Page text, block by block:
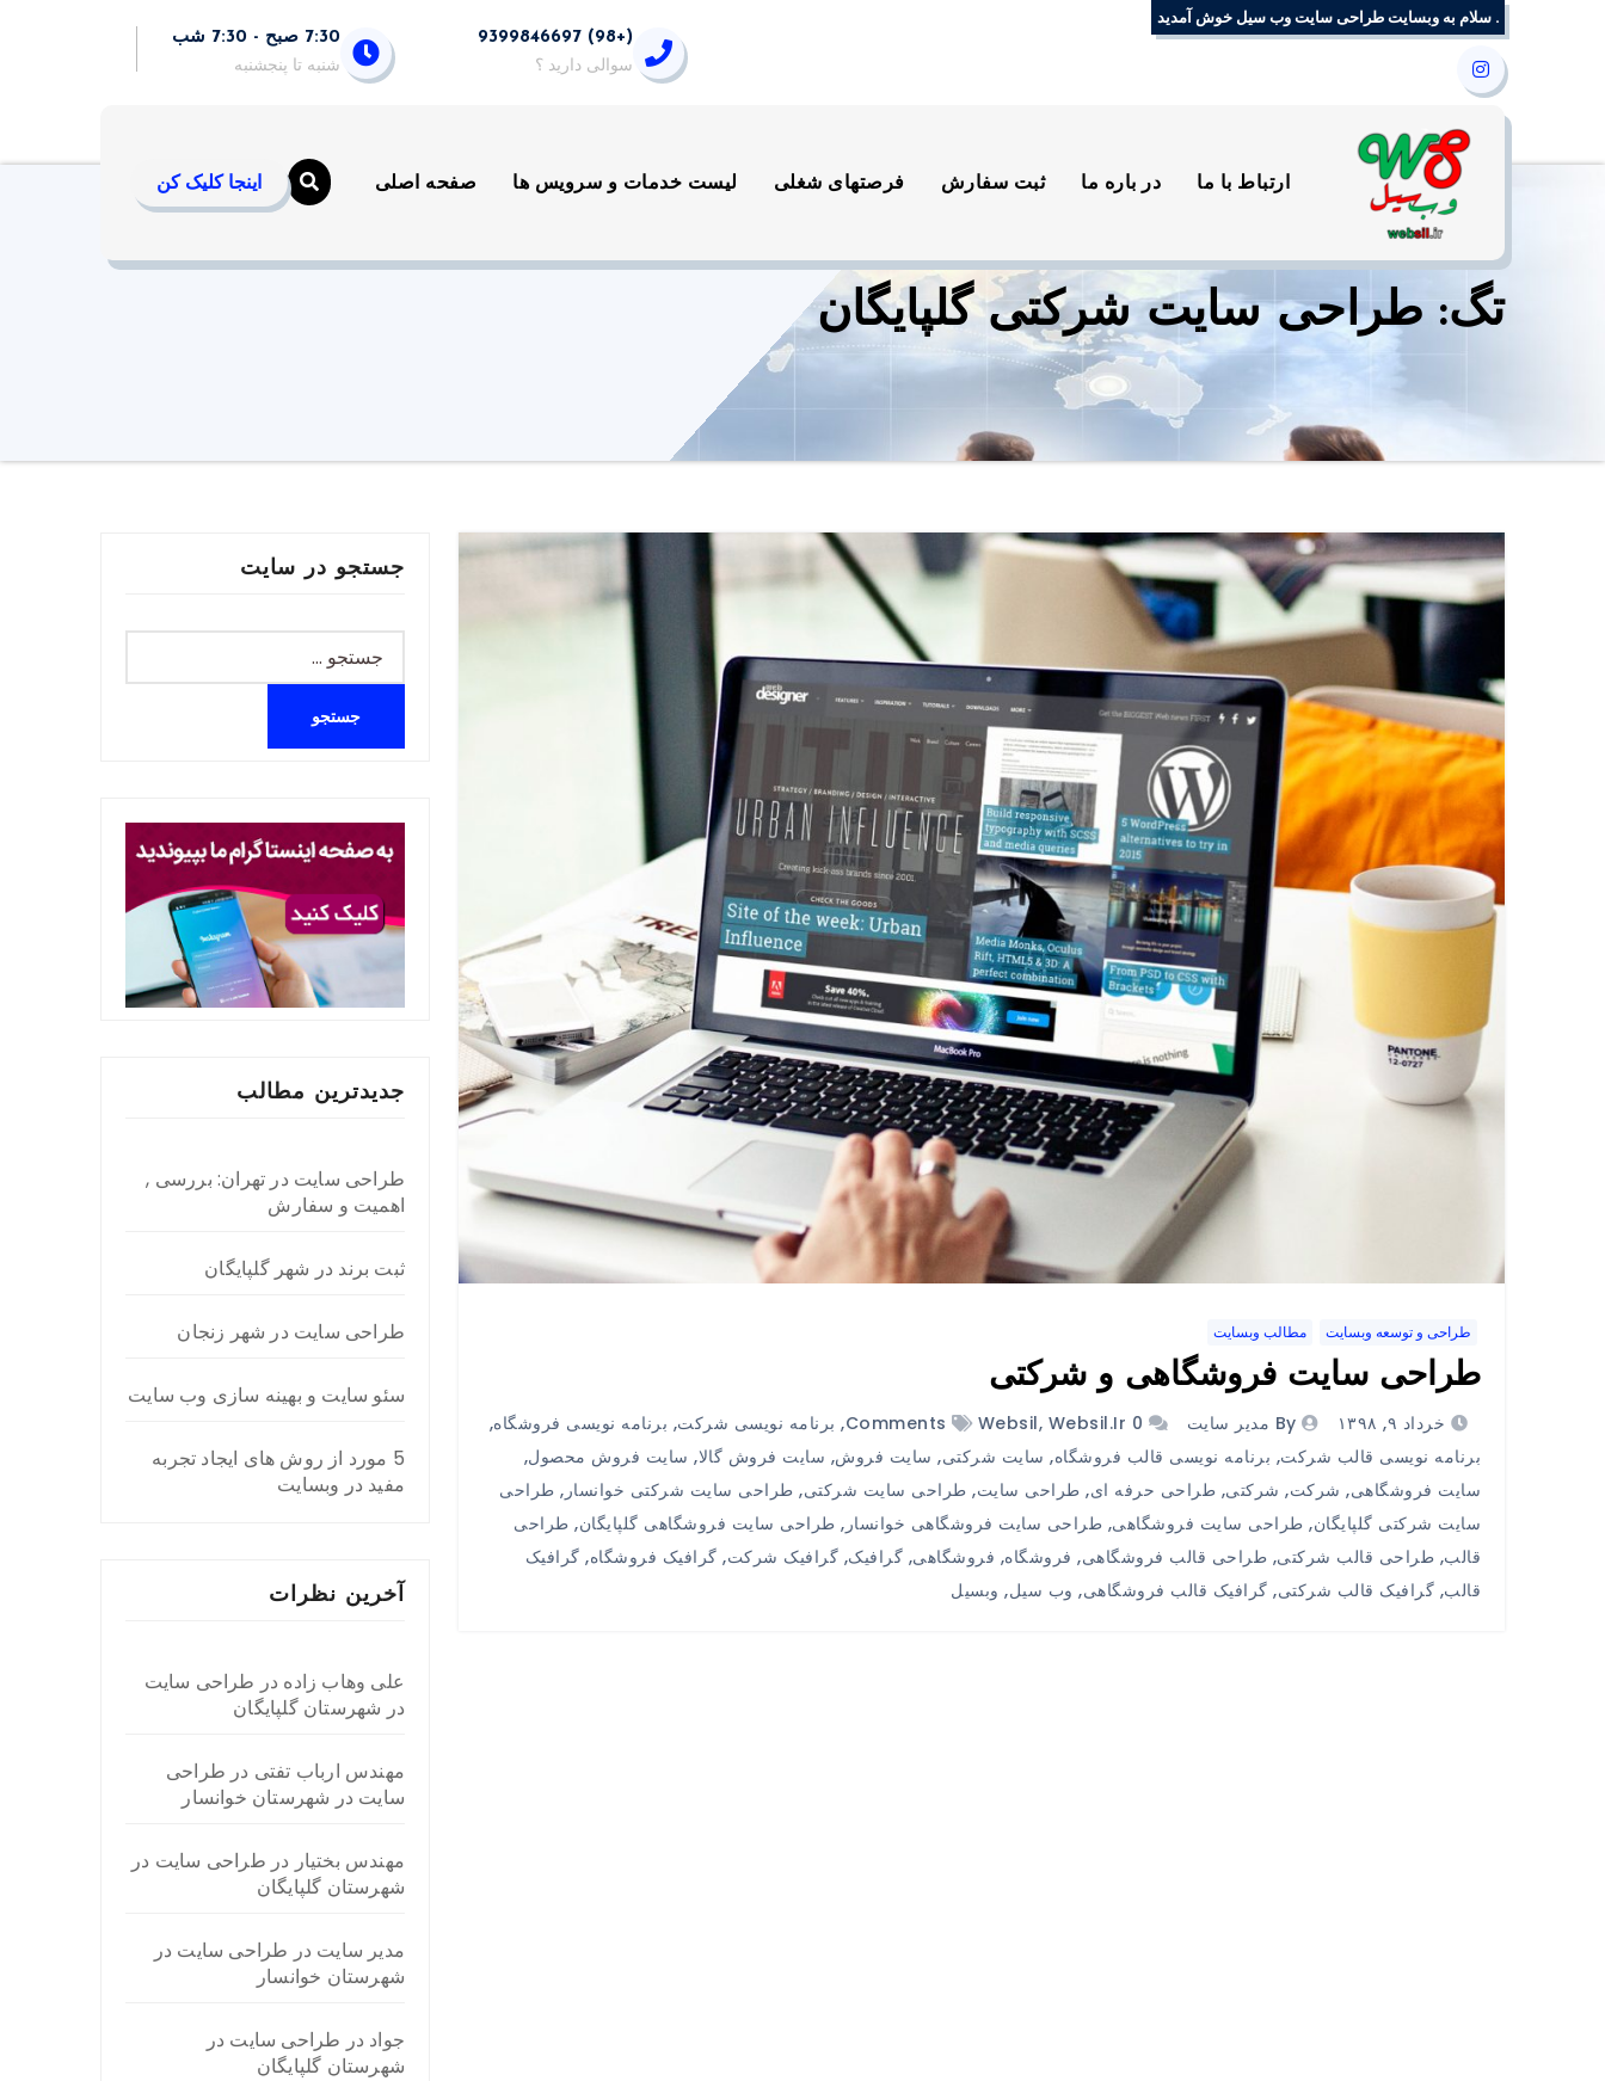
. سلام به وبسایت طراحی سایت وب سیل خوش آمدید
(+98) 9399846697
سوالی دارید ؟
7:30 صبح - 7:30 شب
شنبه تا پنجشنبه
ارتباط با ما در باره ما ثبت سفارش فرصتهای شغلی لیست خدمات و سرویس ها صفحه اصلی اینجا کلیک کن
تگ: طراحی سایت شرکتی گلپایگان
طراحی و توسعه وبسایت مطالب وبسایت
طراحی سایت فروشگاهی و شرکتی
خرداد ۹, ۱۳۹۸ By مدیر سایت 0 Comments
Websil, Websil.ir
, برنامه نویسی شرکت, برنامه نویسی فروشگاه,
برنامه نویسی قالب شرکت, برنامه نویسی قالب فروشگاه, سایت شرکتی, سایت فروش, سایت فروش گالا, سایت فروش محصول,
سایت فروشگاهی, شرکت, شرکتی, طراحی حرفه ای, طراحی سایت, طراحی سایت شرکتی, طراحی سایت شرکتی خوانسار , طراحی
سایت شرکتی گلپایگان, طراحی سایت فروشگاهی, طراحی سایت فروشگاهی خوانسار , طراحی سایت فروشگاهی گلپایگان, طراحی
قالب, طراحی قالب شرکتی, طراحی قالب فروشگاهی, فروشگاه, فروشگاهی, گرافیک, گرافیک شرکت, گرافیک فروشگاه, گرافیک
قالب, گرافیک قالب شرکتی, گرافیک قالب فروشگاهی, وب سیل, وبسیل
جستجو در سایت
برای:
جدیدترین مطالب
طراحی سایت در تهران: بررسی ,
اهمیت و سفارش
ثبت برند در شهر گلپایگان
طراحی سایت در شهر زنجان
سئو سایت و بهینه سازی وب سایت
5 مورد از روش های ایجاد تجربه
مفید در وبسایت
آخرین نظرات
علی وهاب زاده در طراحی سایت
در شهرستان گلپایگان
مهندس ارباب تفتی در طراحی
سایت در شهرستان خوانسار
مهندس بختیار در طراحی سایت در
شهرستان گلپایگان
مدیر سایت در طراحی سایت در
شهرستان خوانسار
جواد در طراحی سایت در
شهرستان گلپایگان